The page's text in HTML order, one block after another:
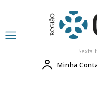
Sexta-
Minha